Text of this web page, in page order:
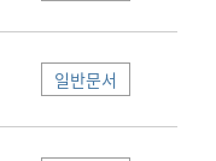
일반문서